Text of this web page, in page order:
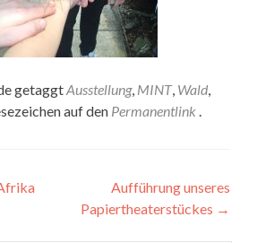
getaggtAusstellung, MINT, Wald,
auf den Permanentlink .
Aufführung unseres
Papiertheaterstückes →